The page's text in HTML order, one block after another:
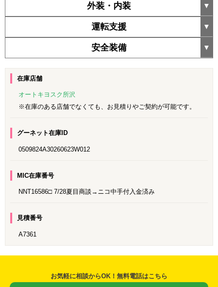
外装・内装
運転支援
安全装備
在庫店舗
オートキヨスク所沢
※在庫のある店舗でなくても、お見積りやご契約が可能です。
グーネット在庫ID
0509824A30260623W012
MIC在庫番号
NNT16586□ 7/28夏目商談→ニコ中手付入金済み
見積番号
A7361
お気軽に相談からOK！無料電話はこちら